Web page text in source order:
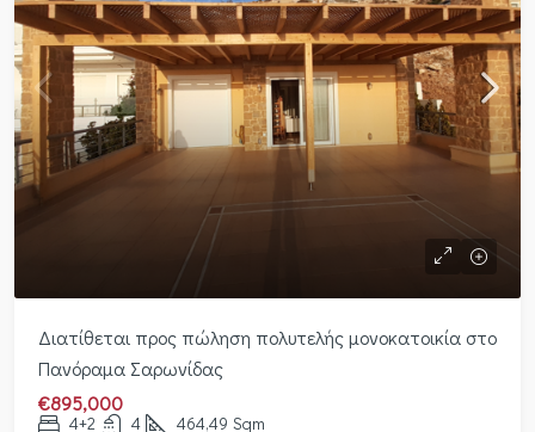
Διατίθεται προς πώληση πολυτελής μονοκατοικία στο
Πανόραμα Σαρωνίδας
€895,000
4+2 4 464,49 Sqm